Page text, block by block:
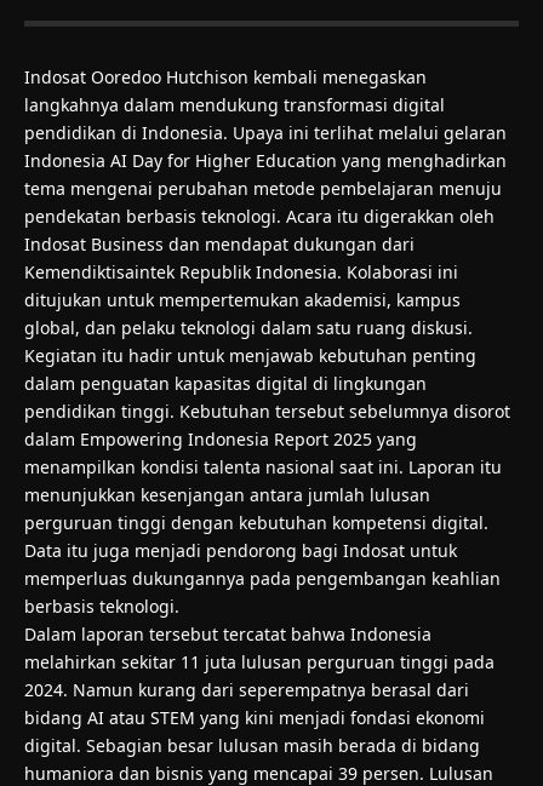
Indosat Ooredoo Hutchison kembali menegaskan
langkahnya dalam mendukung transformasi digital
pendidikan di Indonesia. Upaya ini terlihat melalui gelaran
Indonesia AI Day for Higher Education yang menghadirkan
tema mengenai perubahan metode pembelajaran menuju
pendekatan berbasis teknologi. Acara itu digerakkan oleh
Indosat Business dan mendapat dukungan dari
Kemendiktisaintek Republik Indonesia. Kolaborasi ini
ditujukan untuk mempertemukan akademisi, kampus
global, dan pelaku teknologi dalam satu ruang diskusi.
Kegiatan itu hadir untuk menjawab kebutuhan penting
dalam penguatan kapasitas digital di lingkungan
pendidikan tinggi. Kebutuhan tersebut sebelumnya disorot
dalam Empowering Indonesia Report 2025 yang
menampilkan kondisi talenta nasional saat ini. Laporan itu
menunjukkan kesenjangan antara jumlah lulusan
perguruan tinggi dengan kebutuhan kompetensi digital.
Data itu juga menjadi pendorong bagi Indosat untuk
memperluas dukungannya pada pengembangan keahlian
berbasis teknologi.
Dalam laporan tersebut tercatat bahwa Indonesia
melahirkan sekitar 11 juta lulusan perguruan tinggi pada
2024. Namun kurang dari seperempatnya berasal dari
bidang AI atau STEM yang kini menjadi fondasi ekonomi
digital. Sebagian besar lulusan masih berada di bidang
humaniora dan bisnis yang mencapai 39 persen. Lulusan